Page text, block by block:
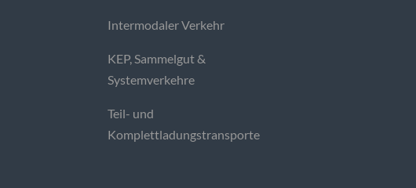
Intermodaler Verkehr
KEP, Sammelgut &
Systemverkehre
Teil- und
Komplettladungstransporte